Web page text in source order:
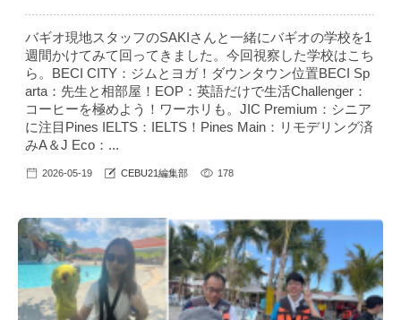
バギオ現地スタッフのSAKIさんと一緒にバギオの学校を1
週間かけてみて回ってきました。今回視察した学校はこち
ら。BECI CITY：ジムとヨガ！ダウンタウン位置BECI Sp
arta：先生と相部屋！EOP：英語だけで生活Challenger：
コーヒーを極めよう！ワーホリも。JIC Premium：シニア
に注目Pines IELTS：IELTS！Pines Main：リモデリング済
みA＆J Eco：...
2026-05-19 CEBU21編集部 178